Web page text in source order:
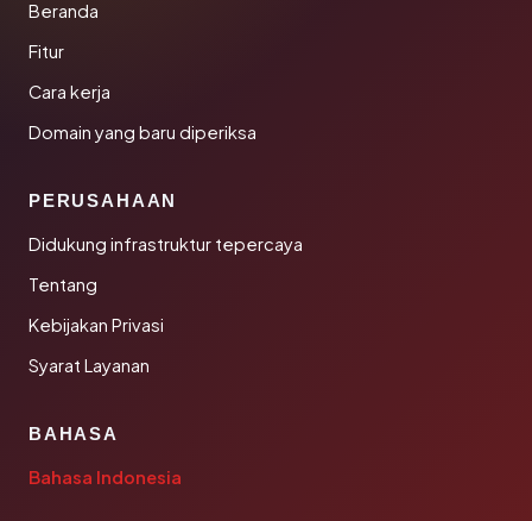
Beranda
Fitur
Cara kerja
Domain yang baru diperiksa
PERUSAHAAN
Didukung infrastruktur tepercaya
Tentang
Kebijakan Privasi
Syarat Layanan
BAHASA
Bahasa Indonesia